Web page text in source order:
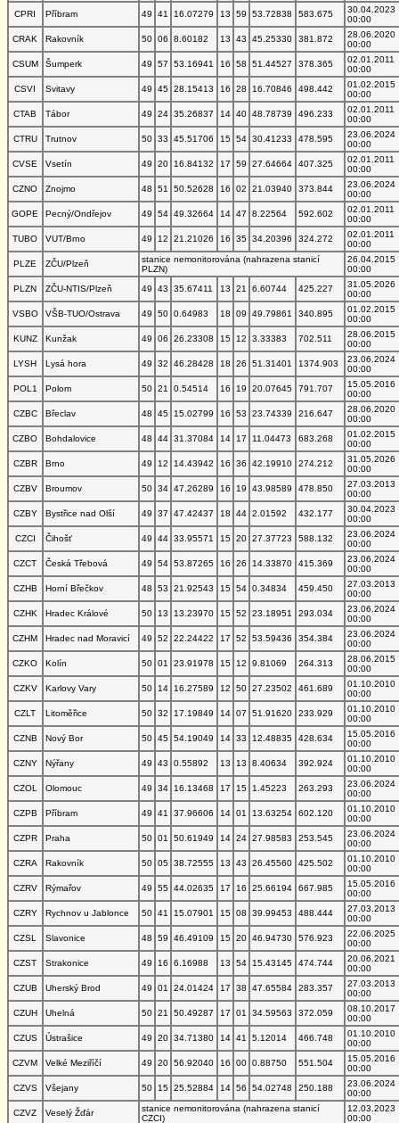
CPRI
Příbram 49 41 16.07279 13 59 53.72838 583.675
30.04.2023
00:00
CRAK
Rakovník 50 06 8.60182 13 43 45.25330 381.872
28.06.2020
00:00
CSUM
Šumperk 49 57 53.16941 16 58 51.44527 378.365
02.01.2011
00:00
CSVI
Svitavy 49 45 28.15413 16 28 16.70846 498.442
01.02.2015
00:00
CTAB
Tábor 49 24 35.26837 14 40 48.78739 496.233
02.01.2011
00:00
CTRU
Trutnov 50 33 45.51706 15 54 30.41233 478.595
23.06.2024
00:00
CVSE
Vsetín 49 20 16.84132 17 59 27.64664 407.325
02.01.2011
00:00
CZNO
Znojmo 48 51 50.52628 16 02 21.03940 373.844
23.06.2024
00:00
GOPE
Pecný/Ondřejov 49 54 49.32664 14 47 8.22564 592.602
02.01.2011
00:00
TUBO
VUT/Brno 49 12 21.21026 16 35 34.20396 324.272
02.01.2011
00:00
PLZE
ZČU/Plzeň
stanice nemonitorována (nahrazena stanicí
PLZN)
26.04.2015
00:00
PLZN
ZČU-NTIS/Plzeň 49 43 35.67411 13 21 6.60744 425.227
31.05.2026
00:00
VSBO
VŠB-TUO/Ostrava 49 50 0.64983 18 09 49.79861 340.895
01.02.2015
00:00
KUNZ
Kunžak 49 06 26.23308 15 12 3.33383 702.511
28.06.2015
00:00
LYSH
Lysá hora 49 32 46.28428 18 26 51.31401 1374.903
23.06.2024
00:00
POL1
Polom 50 21 0.54514 16 19 20.07645 791.707
15.05.2016
00:00
CZBC
Břeclav 48 45 15.02799 16 53 23.74339 216.647
28.06.2020
00:00
CZBO
Bohdalovice 48 44 31.37084 14 17 11.04473 683.268
01.02.2015
00:00
CZBR
Brno 49 12 14.43942 16 36 42.19910 274.212
31.05.2026
00:00
CZBV
Broumov 50 34 47.26289 16 19 43.98589 478.850
27.03.2013
00:00
CZBY
Bystřice nad Olší 49 37 47.42437 18 44 2.01592 432.177
30.04.2023
00:00
CZCI
Čihošť 49 44 33.95571 15 20 27.37723 588.132
23.06.2024
00:00
CZCT
Česká Třebová 49 54 53.87265 16 26 14.33870 415.369
23.06.2024
00:00
CZHB
Horní Břečkov 48 53 21.92543 15 54 0.34834 459.450
27.03.2013
00:00
CZHK
Hradec Králové 50 13 13.23970 15 52 23.18951 293.034
23.06.2024
00:00
CZHM
Hradec nad Moravicí 49 52 22.24422 17 52 53.59436 354.384
23.06.2024
00:00
CZKO
Kolín 50 01 23.91978 15 12 9.81069 264.313
28.06.2015
00:00
CZKV
Karlovy Vary 50 14 16.27589 12 50 27.23502 461.689
01.10.2010
00:00
CZLT
Litoměřice 50 32 17.19849 14 07 51.91620 233.929
01.10.2010
00:00
CZNB
Nový Bor 50 45 54.19049 14 33 12.48835 428.634
15.05.2016
00:00
CZNY
Nýřany 49 43 0.55892 13 13 8.40634 392.924
01.10.2010
00:00
CZOL
Olomouc 49 34 16.13468 17 15 1.45223 263.293
23.06.2024
00:00
CZPB
Příbram 49 41 37.96606 14 01 13.63254 602.120
01.10.2010
00:00
CZPR
Praha 50 01 50.61949 14 24 27.98583 253.545
23.06.2024
00:00
CZRA
Rakovník 50 05 38.72555 13 43 26.45560 425.502
01.10.2010
00:00
CZRV
Rýmařov 49 55 44.02635 17 16 25.66194 667.985
15.05.2016
00:00
CZRY
Rychnov u Jablonce 50 41 15.07901 15 08 39.99453 488.444
27.03.2013
00:00
CZSL
Slavonice 48 59 46.49109 15 20 46.94730 576.923
22.06.2025
00:00
CZST
Strakonice 49 16 6.16988 13 54 15.43145 474.744
20.06.2021
00:00
CZUB
Uherský Brod 49 01 24.01424 17 38 47.65584 283.357
27.03.2013
00:00
CZUH
Uhelná 50 21 50.49287 17 01 34.59563 372.059
08.10.2017
00:00
CZUS
Ústrašice 49 20 34.71380 14 41 5.12014 466.748
01.10.2010
00:00
CZVM
Velké Meziříčí 49 20 56.92040 16 00 0.88750 551.504
15.05.2016
00:00
CZVS
Všejany 50 15 25.52884 14 56 54.02748 250.188
23.06.2024
00:00
CZVZ
Veselý Žďár
stanice nemonitorována (nahrazena stanicí
CZCI)
12.03.2023
00:00